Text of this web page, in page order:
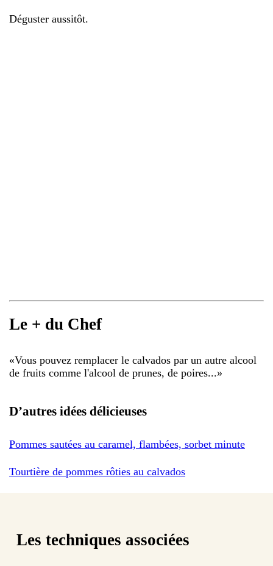
Déguster aussitôt.
Le + du Chef
«Vous pouvez remplacer le calvados par un autre alcool
de fruits comme l'alcool de prunes, de poires...»
D’autres idées délicieuses
Pommes sautées au caramel, flambées, sorbet minute
Tourtière de pommes rôties au calvados
Les techniques associées